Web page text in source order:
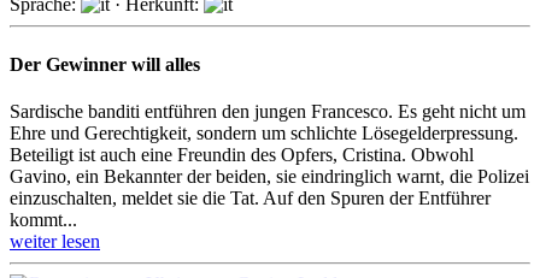
Sprache:
· Herkunft:
Der Gewinner will alles
Sardische banditi entführen den jungen Francesco. Es geht nicht um
Ehre und Gerech­tigkeit, sondern um schlichte Löse­geld­erpres­sung.
Beteiligt ist auch eine Freundin des Opfers, Cristina. Obwohl
Gavino, ein Bekannter der beiden, sie ein­dring­lich warnt, die Polizei
einzu­schalten, meldet sie die Tat. Auf den Spuren der Entführer
kommt...
weiter lesen